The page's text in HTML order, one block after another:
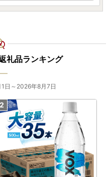
した金額の合計額（寄附金
ん。）
のいずれか少ない金額
金額の2分の1が、その年の
ご注意ください！】
画像や返礼品名をコピー
欺サイトが確認されていま
まとめていますので、ふ
ようご注意ください。
びメールアドレスがない。
礼品ランキング
日～2026年8月7日